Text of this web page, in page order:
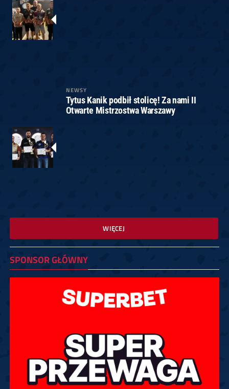
NEWSY
Tytus Kanik podbił stolicę! Za nami II
Otwarte Mistrzostwa Warszawy
WIĘCEJ
SPONSOR GŁÓWNY